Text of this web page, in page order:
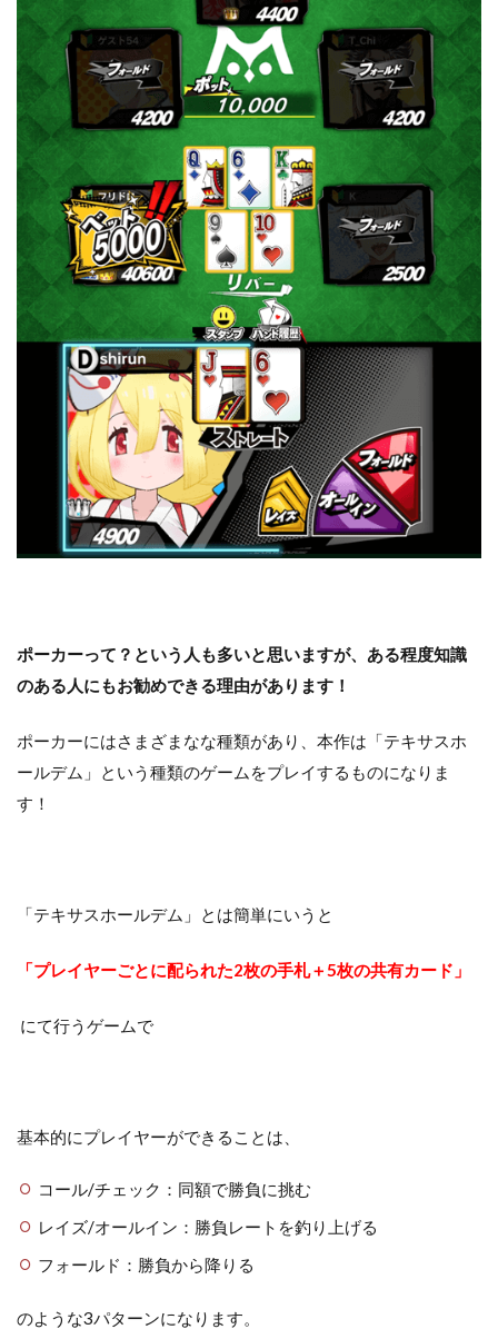
ポーカーって？という人も多いと思いますが、ある程度知識
のある人にもお勧めできる理由があります！
ポーカーにはさまざまなな種類があり、本作は「テキサスホ
ールデム」という種類のゲームをプレイするものになりま
す！
「テキサスホールデム」とは簡単にいうと
「プレイヤーごとに配られた2枚の手札＋5枚の共有カード」
にて行うゲームで
基本的にプレイヤーができることは、
コール/チェック：同額で勝負に挑む
レイズ/オールイン：勝負レートを釣り上げる
フォールド：勝負から降りる
のような3パターンになります。